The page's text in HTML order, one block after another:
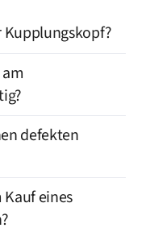
Kupplungskopf?
defekten
eines